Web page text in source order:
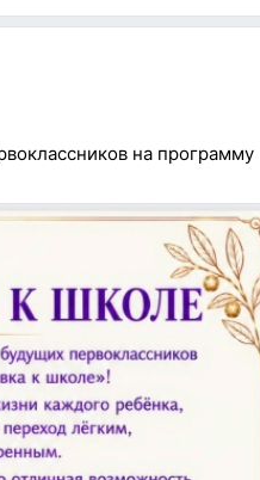
на программу